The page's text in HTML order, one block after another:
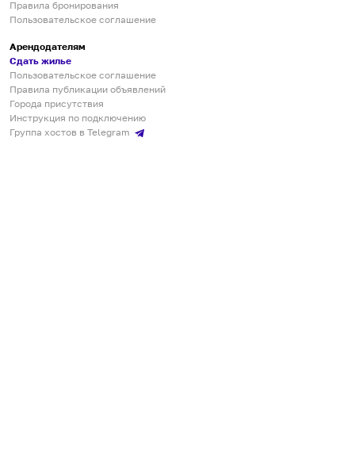
Правила бронирования
Пользовательское соглашение
Арендодателям
Сдать жилье
Пользовательское соглашение
Правила публикации объявлений
Города присутствия
Инструкция по подключению
Группа хостов в Telegram